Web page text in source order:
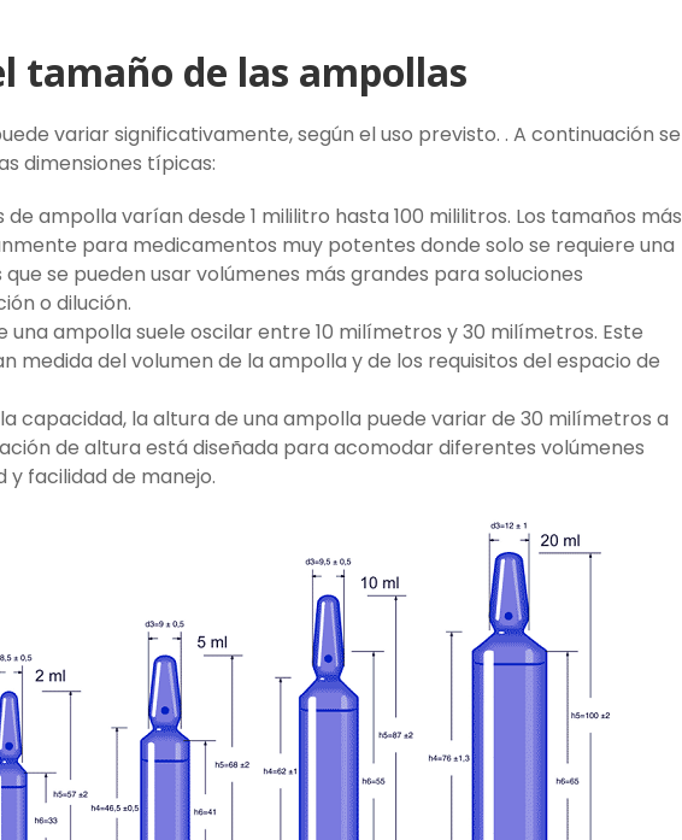
tamaño de las ampollas
variar significativamente, según el uso previsto. . A continuación se
dimensiones típicas:
ampolla varían desde 1 mililitro hasta 100 mililitros. Los tamaños más
para medicamentos muy potentes donde solo se requiere una
se pueden usar volúmenes más grandes para soluciones
o dilución.
una ampolla suele oscilar entre 10 milímetros y 30 milímetros. Este
medida del volumen de la ampolla y de los requisitos del espacio de
capacidad, la altura de una ampolla puede variar de 30 milímetros a
de altura está diseñada para acomodar diferentes volúmenes
facilidad de manejo.